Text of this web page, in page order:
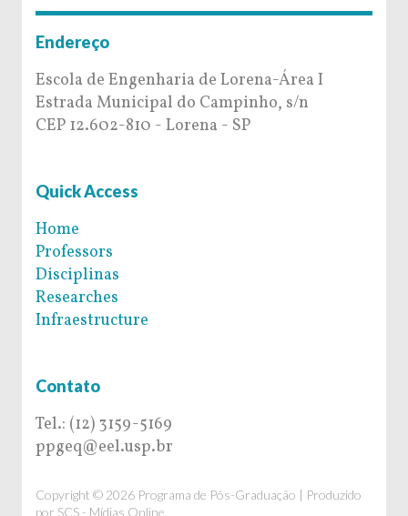
Endereço
Escola de Engenharia de Lorena-Área I
Estrada Municipal do Campinho, s/n
CEP 12.602-810 - Lorena - SP
Quick Access
Home
Professors
Disciplinas
Researches
Infraestructure
Contato
Tel.: (12) 3159-5169
ppgeq@eel.usp.br
Copyright © 2026 Programa de Pós-Graduação | Produzido
por SCS - Mídias Online